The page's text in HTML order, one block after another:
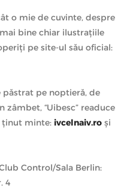
o mie de cuvinte, despre
bine chiar ilustraţiile
pe site-ul său oficial:
păstrat pe noptieră, de
zâmbet, “Uibesc” readuce
ţinut minte: ivcelnaiv.ro şi
Control/Sala Berlin:
4